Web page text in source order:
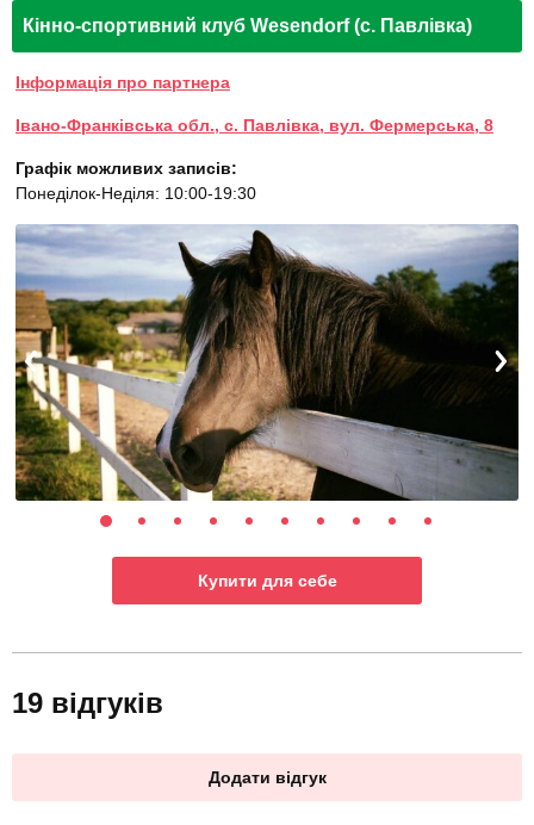
Кінно-спортивний клуб Wesendorf (с. Павлівка)
Інформація про партнера
Івано-Франківська обл., с. Павлівка, вул. Фермерська, 8
Графік можливих записів:
Понеділок-Неділя: 10:00-19:30
Купити для себе
19 відгуків
Додати відгук